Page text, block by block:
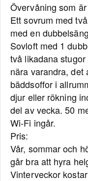
Övervåning som
Ett sovrum med
med en
Sovloft med 1
två likadana
nära varandra, det
bäddsoffor i
djur eller rökning
del av vecka. 50
Wi-Fi ingår.
Pris:
Vår, sommar och
går bra att hyra
Vinterveckor